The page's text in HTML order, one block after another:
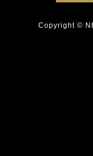
Copyright ©